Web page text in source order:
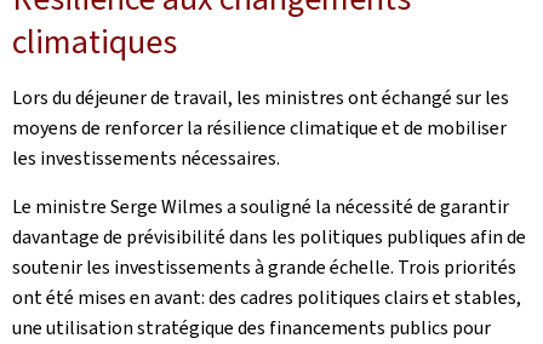
climatiques
Lors du déjeuner de travail, les ministres ont échangé sur les
moyens de renforcer la résilience climatique et de mobiliser
les investissements nécessaires.
Le ministre Serge Wilmes a souligné la nécessité de garantir
davantage de prévisibilité dans les politiques publiques afin de
soutenir les investissements à grande échelle. Trois priorités
ont été mises en avant: des cadres politiques clairs et stables,
une utilisation stratégique des financements publics pour